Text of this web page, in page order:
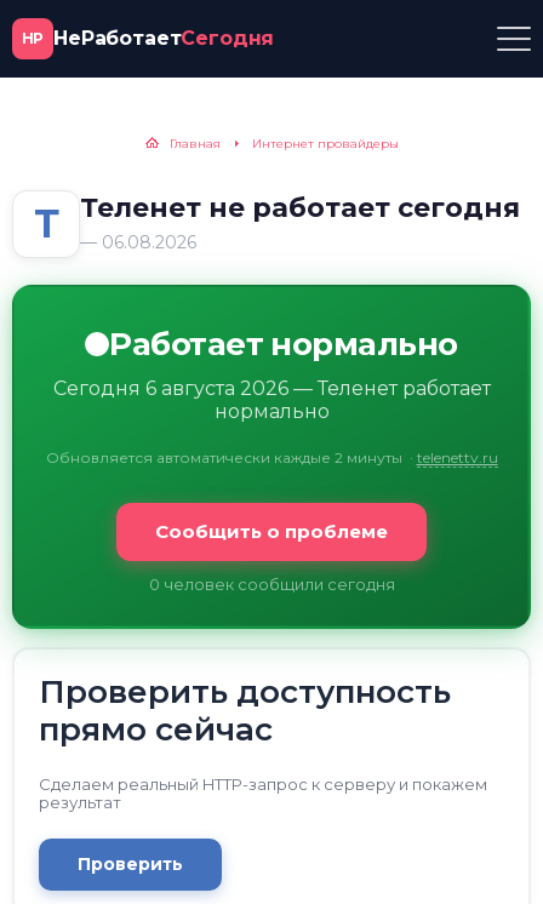
НР НеРаботаетСегодня
Главная Интернет провайдеры
Т Теленет не работает сегодня
— 06.08.2026
Работает нормально
Сегодня 6 августа 2026 — Теленет работает
нормально
Обновляется автоматически каждые 2 минуты · telenettv.ru
Сообщить о проблеме
0 человек сообщили сегодня
Проверить доступность
прямо сейчас
Сделаем реальный HTTP-запрос к серверу и покажем
результат
Проверить